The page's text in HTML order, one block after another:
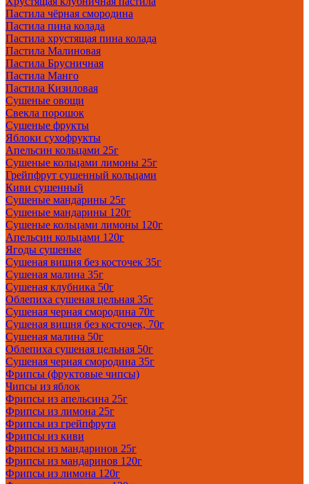
Пастила чёрная смородина
Пастила пина колада
Пастила хрустящая пина колада
Пастила Малиновая
Пастила Брусничная
Пастила Манго
Пастила Кизиловая
Сушеные овощи
Свекла порошок
Сушеные фрукты
Яблоки сухофрукты
Апельсин кольцами 25г
Сушеные кольцами лимоны 25г
Грейпфрут сушенный кольцами
Киви сушенный
Сушеные мандарины 25г
Сушеные мандарины 120г
Сушеные кольцами лимоны 120г
Апельсин кольцами 120г
Ягоды сушеные
Сушеная вишня без косточек 35г
Сушеная малина 35г
Сушеная клубника 50г
Облепиха сушеная цельная 35г
Сушеная черная смородина 70г
Сушеная вишня без косточек, 70г
Сушеная малина 50г
Облепиха сушеная цельная 50г
Сушеная черная смородина 35г
Фрипсы (фруктовые чипсы)
Чипсы из яблок
Фрипсы из апельсина 25г
Фрипсы из лимона 25г
Фрипсы из грейпфрута
Фрипсы из киви
Фрипсы из мандаринов 25г
Фрипсы из мандаринов 120г
Фрипсы из лимона 120г